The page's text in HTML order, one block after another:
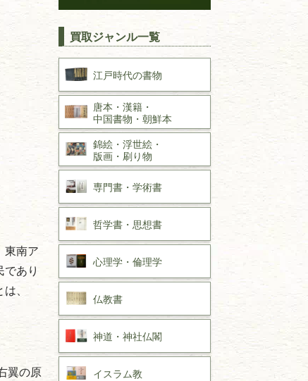
東南ア
あり
、
翼の原
買取ジャンル一覧
江戸時代の書物
唐本・漢籍・
中国書物・朝鮮本
錦絵・浮世絵・
版画・刷り物
専門書・ 学術書
哲学書・思想書
心理学・倫理学
仏教書
神道・神社仏閣
イスラム教